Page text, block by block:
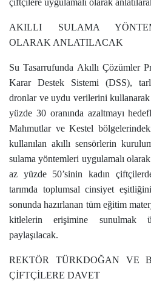
çiftçilere uygulamalı olarak
AKILLI SULAMA
OLARAK ANLATILACAK
Su Tasarrufunda Akıllı Çözümler
Karar Destek Sistemi (DSS),
dronlar ve uydu verilerini kullanarak
yüzde 30 oranında azaltmayı
Mahmutlar ve Kestel
kullanılan akıllı sensörlerin
sulama yöntemleri uygulamalı olarak
az yüzde 50’sinin kadın
tarımda toplumsal cinsiyet
sonunda hazırlanan tüm eğitim
kitlelerin erişimine sunulmak
paylaşılacak.
REKTÖR TÜRKDOĞAN VE
ÇİFTÇİLERE DAVET